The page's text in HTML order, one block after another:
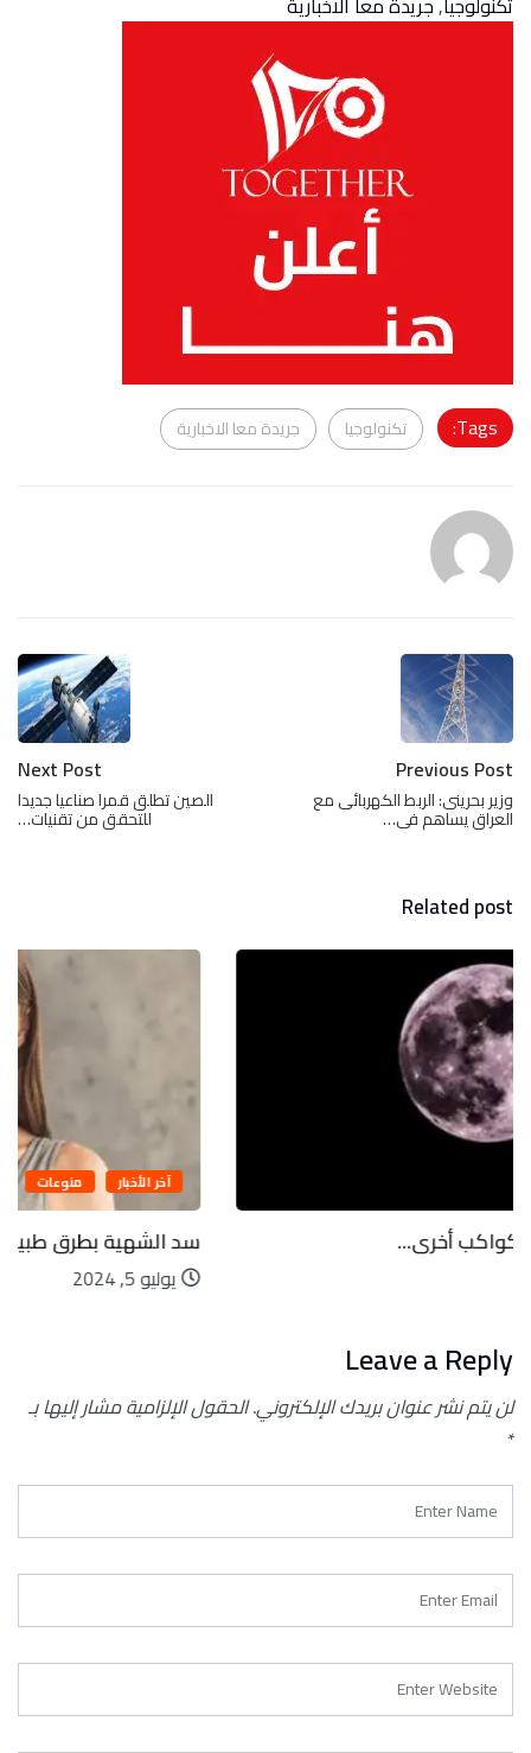
Tags: تكنولوجيا جريدة معا الاخبارية
Previous Post
وزير بحرينى: الربط الكهربائى مع
العراق يساهم فى…
Next Post
الصين تطلق قمرا صناعيا جديدا
للتحقق من تقنيات…
Related post
سد الشهية بطرق طبيعية.. اعرفها لو عايز...
Leave a Reply
لن يتم نشر عنوان بريدك الإلكتروني.الحقول الإلزامية مشار إليها بـ
*